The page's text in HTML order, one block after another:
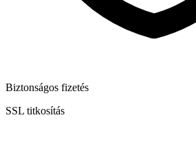
Biztonságos fizetés
SSL titkosítás